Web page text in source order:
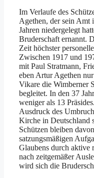
Im Verlaufe des
Agethen, der sein Amt
Jahren niedergelegt
Bruderschaft ernannt.
Zeit höchster
Zwischen 1917 und
mit Paul Stratmann,
eben Artur Agethen
Vikare die Wimberner
begleitet. In den 37
weniger als 13
Ausdruck des
Kirche in Deutschland
Schützen bleiben
satzungsmäßigen
Glaubens durch aktive
nach zeitgemäßer
wird sich die